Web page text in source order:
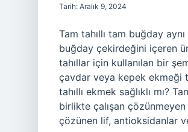
Tarih: Aralık 9, 2024
Tam tahıllı tam buğday
buğday çekirdeğini içeren
tahıllar için kullanılan bir
çavdar veya kepek ekmeği
tahıllı ekmek sağlıklı mı?
birlikte çalışan
çözünen lif, antioksidanlar